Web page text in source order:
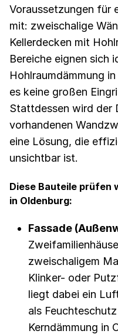
Voraussetzungen für
mit: zweischalige
Kellerdecken mit
Bereiche eignen sich
Hohlraumdämmung
es keine großen
Stattdessen wird der
vorhandenen
eine Lösung, die
unsichtbar ist.
Diese Bauteile prüfen
in Oldenburg:
Fassade
zweischaligem
Klinker- oder
liegt dabei ein
als
Kerndämmung in